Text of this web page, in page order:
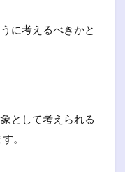
に考えるべきかと
として考えられる
。